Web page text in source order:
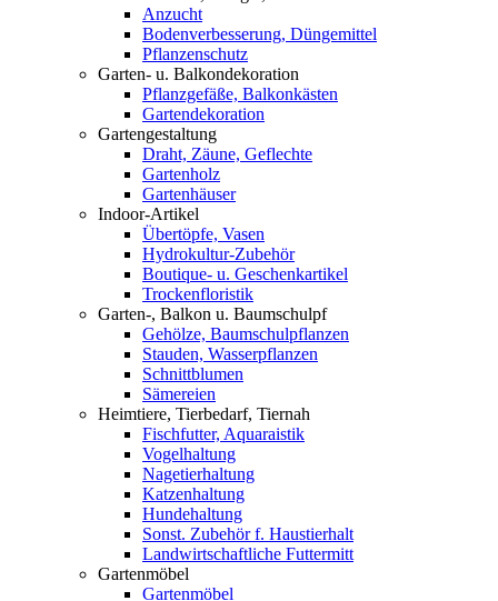
Anzucht
Bodenverbesserung, Düngemittel
Pflanzenschutz
Garten- u. Balkondekoration
Pflanzgefäße, Balkonkästen
Gartendekoration
Gartengestaltung
Draht, Zäune, Geflechte
Gartenholz
Gartenhäuser
Indoor-Artikel
Übertöpfe, Vasen
Hydrokultur-Zubehör
Boutique- u. Geschenkartikel
Trockenfloristik
Garten-, Balkon u. Baumschulpf
Gehölze, Baumschulpflanzen
Stauden, Wasserpflanzen
Schnittblumen
Sämereien
Heimtiere, Tierbedarf, Tiernah
Fischfutter, Aquaraistik
Vogelhaltung
Nagetierhaltung
Katzenhaltung
Hundehaltung
Sonst. Zubehör f. Haustierhalt
Landwirtschaftliche Futtermitt
Gartenmöbel
Gartenmöbel